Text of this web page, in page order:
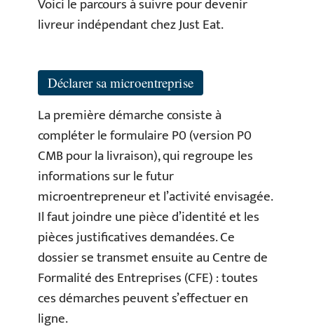
livreur indépendant chez Just Eat.
Déclarer sa microentreprise
La première démarche consiste à
compléter le formulaire P0 (version P0
CMB pour la livraison), qui regroupe les
informations sur le futur
microentrepreneur et l’activité envisagée.
Il faut joindre une pièce d’identité et les
pièces justificatives demandées. Ce
dossier se transmet ensuite au Centre de
Formalité des Entreprises (CFE) : toutes
ces démarches peuvent s’effectuer en
ligne.